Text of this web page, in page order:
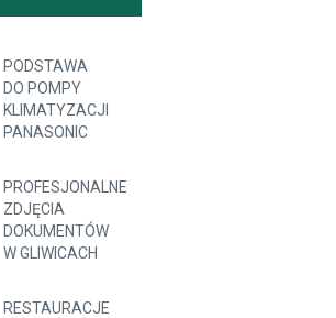
PODSTAWA
DO POMPY
KLIMATYZACJI
PANASONIC
PROFESJONALNE
ZDJĘCIA
DOKUMENTÓW
W GLIWICACH
RESTAURACJE